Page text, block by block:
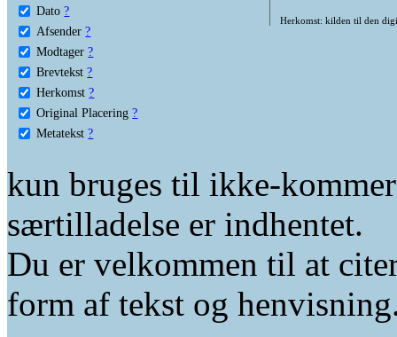
Dato ?
Afsender ?
Modtager ?
Brevtekst ?
Herkomst ?
Original Placering ?
Metatekst ?
Herkomst: kilden til den
kun bruges til ikke-
særtilladelse er indhentet.
Du er velkommen til at
form af tekst og